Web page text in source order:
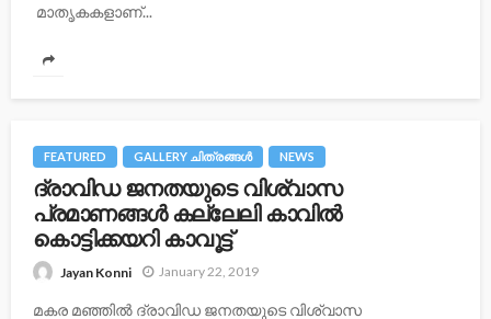
മാതൃകകളാണ്...
FEATURED GALLERY ചിത്രങ്ങള്‍ NEWS
ദ്രാവിഡ ജനതയുടെ വിശ്വാസ
പ്രമാണങ്ങള്‍ കല്ലേലി കാവില്‍
കൊട്ടിക്കയറി കാവൂട്ട്
Jayan Konni January 22, 2019
മകര മഞ്ഞില്‍ ദ്രാവിഡ ജനതയുടെ വിശ്വാസ